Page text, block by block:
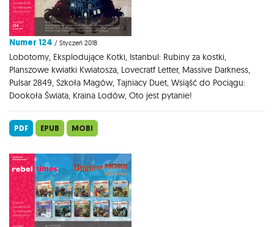
Numer 124 / Styczeń 2018
Lobotomy, Eksplodujące Kotki, Istanbul: Rubiny za kostki,
Planszowe kwiatki Kwiatosza, Lovecratf Letter, Massive Darkness,
Pulsar 2849, Szkoła Magów, Tajniacy Duet, Wsiąść do Pociągu:
Dookoła Świata, Kraina Lodów, Oto jest pytanie!
PDF EPUB MOBI